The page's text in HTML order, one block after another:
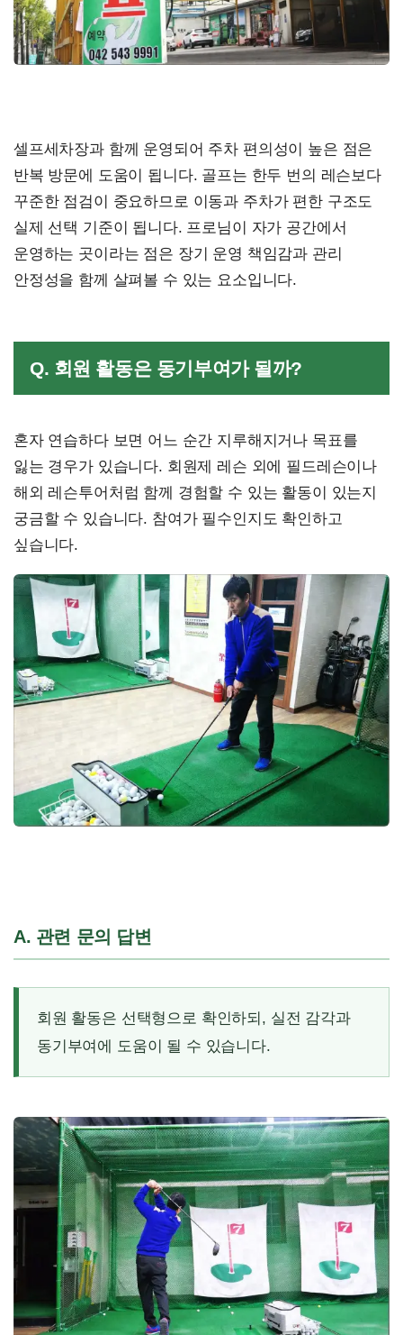
셀프세차장과 함께 운영되어 주차 편의성이 높은 점은
반복 방문에 도움이 됩니다. 골프는 한두 번의 레슨보다
꾸준한 점검이 중요하므로 이동과 주차가 편한 구조도
실제 선택 기준이 됩니다. 프로님이 자가 공간에서
운영하는 곳이라는 점은 장기 운영 책임감과 관리
안정성을 함께 살펴볼 수 있는 요소입니다.
Q. 회원 활동은 동기부여가 될까?
혼자 연습하다 보면 어느 순간 지루해지거나 목표를
잃는 경우가 있습니다. 회원제 레슨 외에 필드레슨이나
해외 레슨투어처럼 함께 경험할 수 있는 활동이 있는지
궁금할 수 있습니다. 참여가 필수인지도 확인하고
싶습니다.
A. 관련 문의 답변
회원 활동은 선택형으로 확인하되, 실전 감각과
동기부여에 도움이 될 수 있습니다.